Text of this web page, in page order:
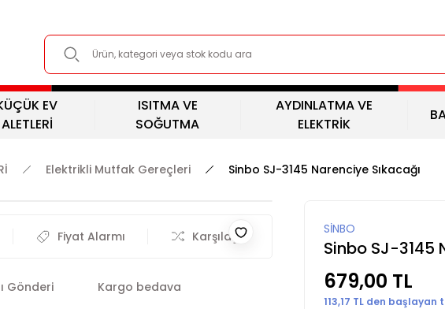
EV
ALETLERİ
ISITMA VE
SOĞUTMA
AYDINLATMA VE
ELEKTRİK
Elektrikli Mutfak Gereçleri Sinbo SJ-3145 Narenciye Sıkacağı
Fiyat Alarmı Karşılaştır
Gönderi Kargo bedava
SİNBO
Sinbo SJ-3145
679,00 TL
113,17 TL den